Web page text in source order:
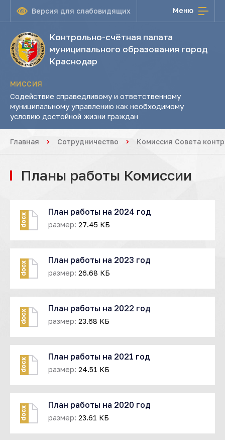
Версия для слабовидящих Меню
Контрольно-счётная палата
муниципального образования город
Краснодар
МИССИЯ
Содействие справедливому и ответственному
муниципальному управлению как необходимому
условию достойной жизни граждан
Главная Сотрудничество Комиссия Совета
Планы работы Комиссии
docx
План работы на 2024 год
размер: 27.45 КБ
docx
План работы на 2023 год
размер: 26.68 КБ
docx
План работы на 2022 год
размер: 23.68 КБ
docx
План работы на 2021 год
размер: 24.51 КБ
docx
План работы на 2020 год
размер: 23.61 КБ